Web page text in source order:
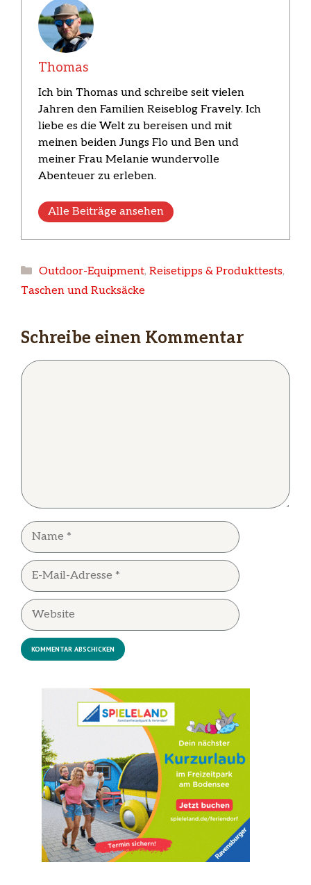
Thomas
Ich bin Thomas und schreibe seit vielen
Jahren den Familien Reiseblog Fravely. Ich
liebe es die Welt zu bereisen und mit
meinen beiden Jungs Flo und Ben und
meiner Frau Melanie wundervolle
Abenteuer zu erleben.
Alle Beiträge ansehen
Kategorien
Outdoor-Equipment, Reisetipps & Produkttests,
Taschen und Rucksäcke
Schreibe einen Kommentar
Kommentar
Name
E-
Mail-
Adresse
Website